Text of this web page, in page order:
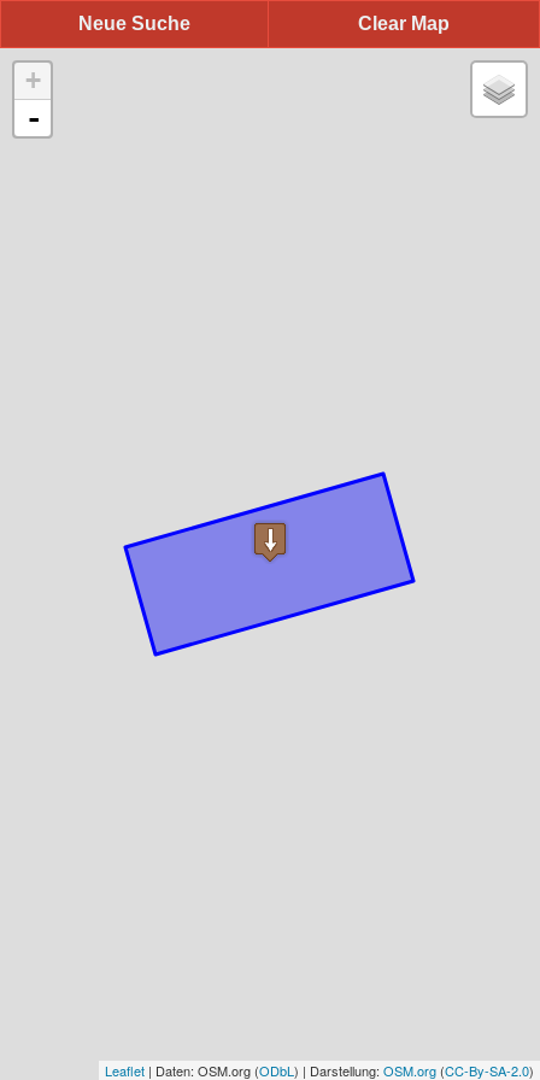
Clear Map
Neue Suche
+
-
Leaflet | Daten: OSM.org (ODbL ) | Darstellung: OSM.org (CC-By-SA-2.0)